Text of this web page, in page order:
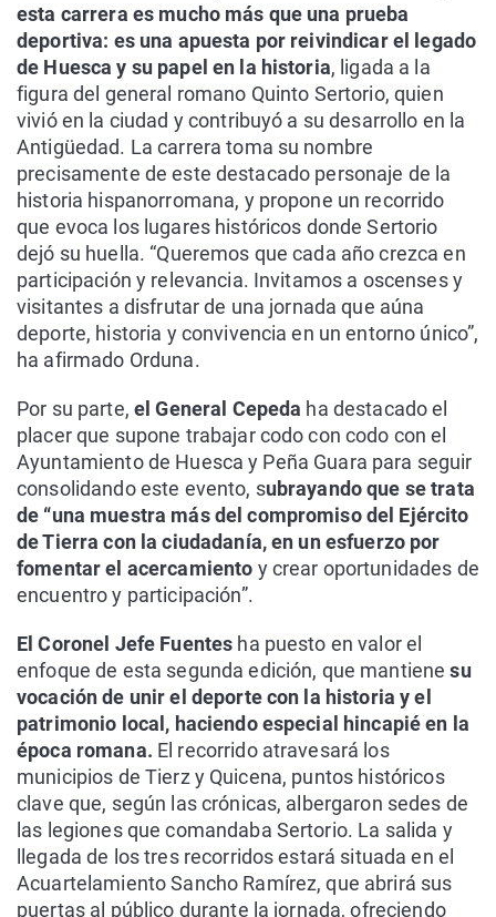
esta carrera es mucho más que una prueba
deportiva: es una apuesta por reivindicar el legado
de Huesca y su papel en la historia, ligada a la
figura del general romano Quinto Sertorio, quien
vivió en la ciudad y contribuyó a su desarrollo en la
Antigüedad. La carrera toma su nombre
precisamente de este destacado personaje de la
historia hispanorromana, y propone un recorrido
que evoca los lugares históricos donde Sertorio
dejó su huella. “Queremos que cada año crezca en
participación y relevancia. Invitamos a oscenses y
visitantes a disfrutar de una jornada que aúna
deporte, historia y convivencia en un entorno único”,
ha afirmado Orduna.
Por su parte, el General Cepeda ha destacado el
placer que supone trabajar codo con codo con el
Ayuntamiento de Huesca y Peña Guara para seguir
consolidando este evento, subrayando que se trata
de “una muestra más del compromiso del Ejército
de Tierra con la ciudadanía, en un esfuerzo por
fomentar el acercamiento y crear oportunidades de
encuentro y participación”.
El Coronel Jefe Fuentes ha puesto en valor el
enfoque de esta segunda edición, que mantienesu
vocación de unir el deporte con la historia y el
patrimonio local, haciendo especial hincapié en la
época romana. El recorrido atravesará los
municipios de Tierz y Quicena, puntos históricos
clave que, según las crónicas, albergaron sedes de
las legiones que comandaba Sertorio. La salida y
llegada de los tres recorridos estará situada en el
Acuartelamiento Sancho Ramírez, que abrirá sus
puertas al público durante la jornada, ofreciendo